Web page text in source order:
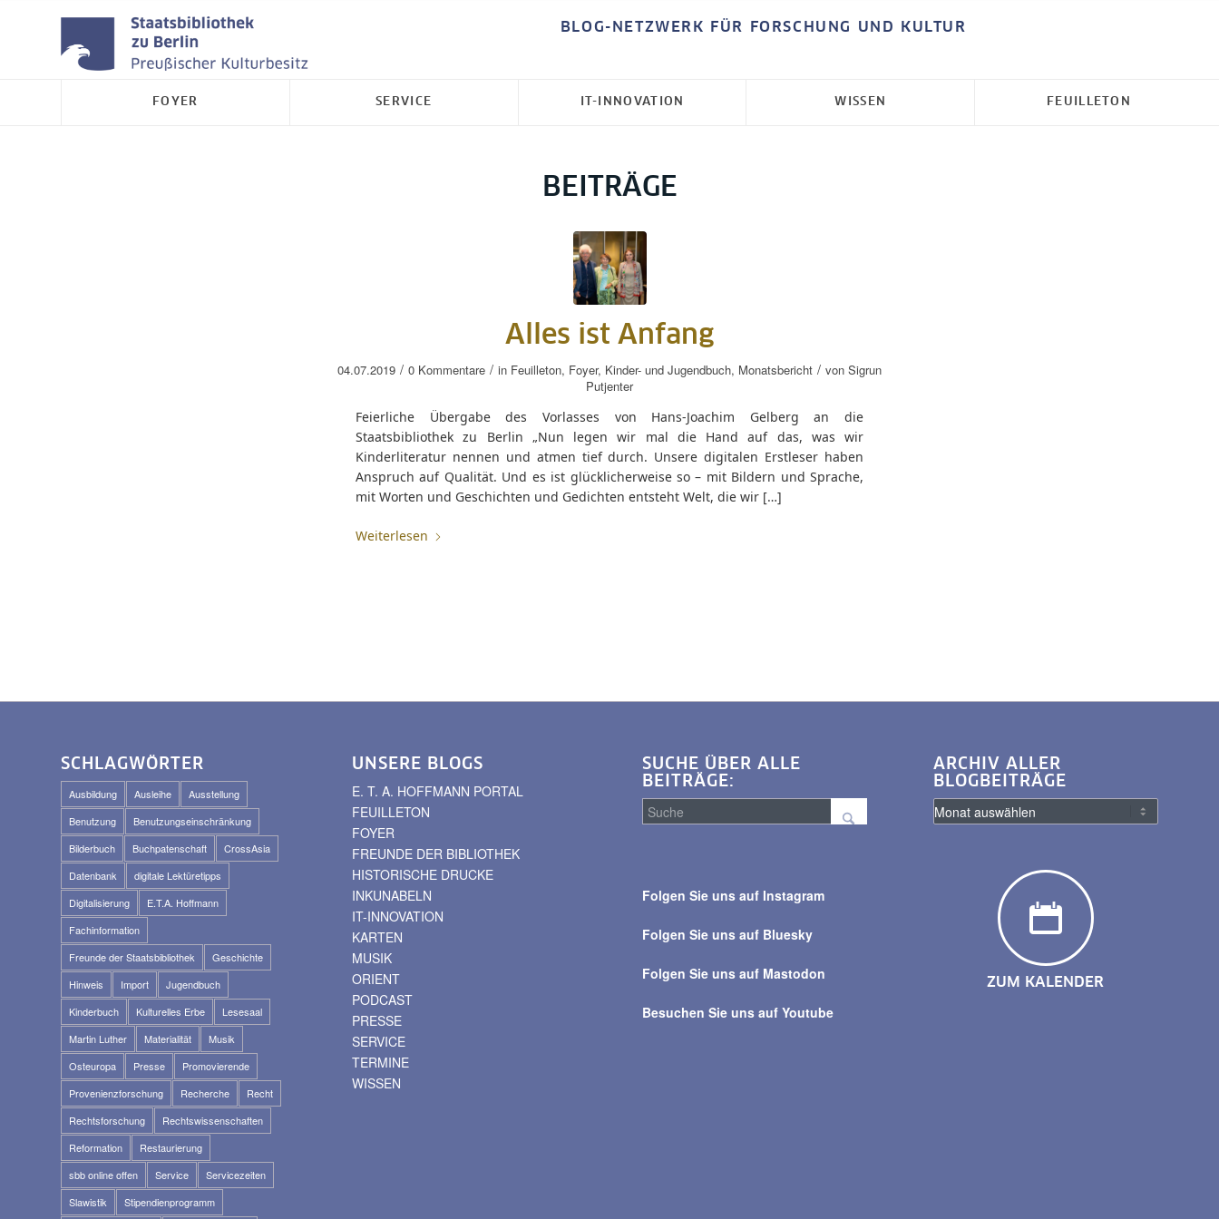
BLOG-NETZWERK FÜR FORSCHUNG UND KULTUR
FOYER SERVICE IT-INNOVATION WISSEN FEUILLETON
BEITRÄGE
Alles ist Anfang
04.07.2019 / 0 Kommentare / in Feuilleton, Foyer, Kinder- und Jugendbuch, Monatsbericht / von Sigrun
Putjenter
Feierliche Übergabe des Vorlasses von Hans-Joachim Gelberg an die
Staatsbibliothek zu Berlin „Nun legen wir mal die Hand auf das, was wir
Kinderliteratur nennen und atmen tief durch. Unsere digitalen Erstleser haben
Anspruch auf Qualität. Und es ist glücklicherweise so – mit Bildern und Sprache,
mit Worten und Geschichten und Gedichten entsteht Welt, die wir […]
Weiterlesen
SCHLAGWÖRTER
Ausbildung Ausleihe
Ausstellung
Benutzung
Benutzungseinschränkung
Bilderbuch
Buchpatenschaft
CrossAsia
Datenbank
digitale Lektüretipps
Digitalisierung
E.T.A. Hoffmann
Fachinformation
Freunde der Staatsbibliothek
Geschichte
Hinweis
Import
Jugendbuch
Kinderbuch
Kulturelles Erbe
Lesesaal
Martin Luther
Materialität
Musik
Osteuropa
Presse
Promovierende
Provenienzforschung
Recherche
Recht
Rechtsforschung
Rechtswissenschaften
Reformation
Restaurierung
sbb online offen
Service
Servicezeiten
Slawistik
Stipendienprogramm
UNSERE BLOGS
E. T. A. HOFFMANN PORTAL
FEUILLETON
FOYER
FREUNDE DER BIBLIOTHEK
HISTORISCHE DRUCKE
INKUNABELN
IT-INNOVATION
KARTEN
MUSIK
ORIENT
PODCAST
PRESSE
SERVICE
TERMINE
WISSEN
SUCHE ÜBER ALLE
BEITRÄGE:
alle
Folgen Sie uns auf Instagram
Folgen Sie uns auf Bluesky
Folgen Sie uns auf Mastodon
Besuchen Sie uns auf Youtube
ARCHIV ALLER
BLOGBEITRÄGE
ZUM KALENDER